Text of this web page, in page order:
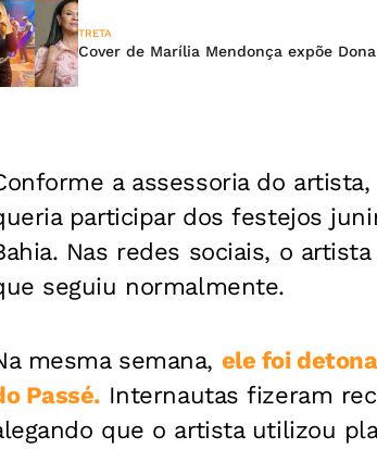
TRETA
Cover de Marília Mendonça expõe
a assessoria do
participar dos festejos
Nas redes sociais, o
seguiu normalmente.
mesma semana, ele foi
Passé. Internautas fizeram
que o artista utilizou